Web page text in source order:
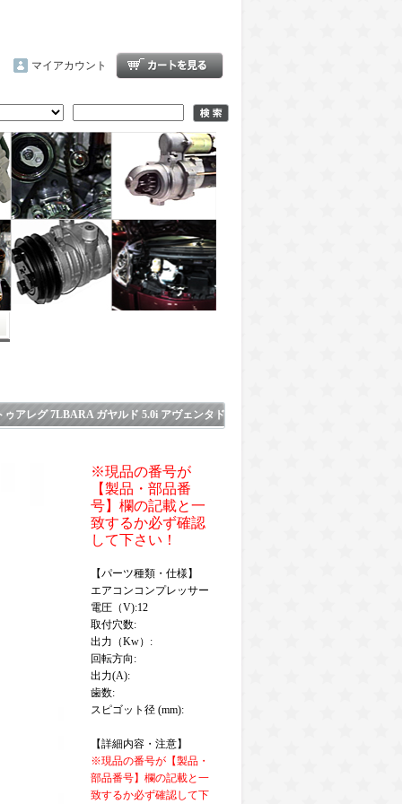
マイアカウント
アレグ 7LBARA ガヤルド 5.0i アヴェンタド
※現品の番号が
【製品・部品番
号】欄の記載と一
致するか必ず確認
して下さい！
【パーツ種類・仕様】
エアコンコンプレッサー
電圧（V):12
取付穴数:
出力（Kw）:
回転方向:
出力(A):
歯数:
スピゴット径 (mm):
【詳細内容・注意】
※現品の番号が【製品・
部品番号】欄の記載と一
致するか必ず確認して下